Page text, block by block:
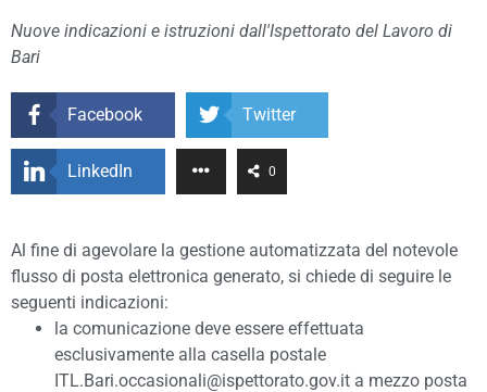
Nuove indicazioni e istruzioni dall'Ispettorato del Lavoro di
Bari
Facebook Twitter
LinkedIn 0
Al fine di agevolare la gestione automatizzata del notevole
flusso di posta elettronica generato, si chiede di seguire le
seguenti indicazioni:
la comunicazione deve essere effettuata
esclusivamente alla casella postale
ITL.Bari.occasionali@ispettorato.gov.it a mezzo posta